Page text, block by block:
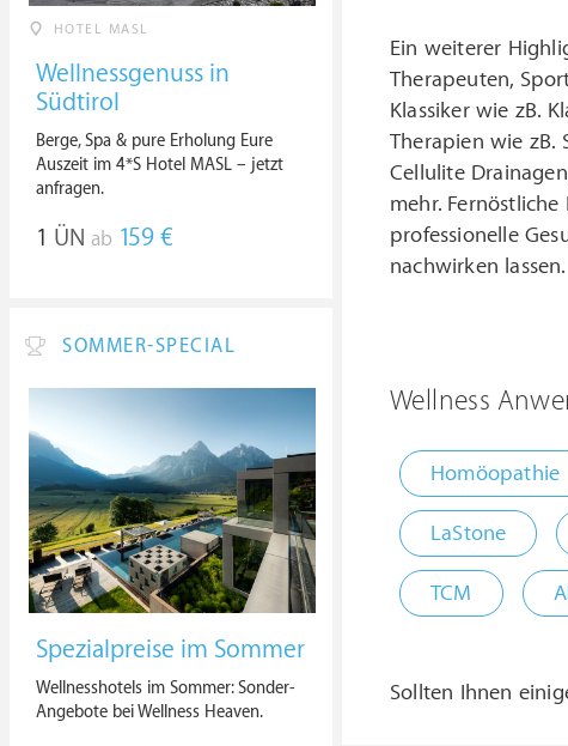
Ein weiterer
Therapeuten,
Klassiker wie zB.
Therapien wie zB.
Cellulite
mehr.
professionelle
nachwirken lassen.
Wellness
Homöopathie
LaStone
TCM
Sollten Ihnen
HOTEL MASL
Wellnessgenuss in
Südtirol
Berge, Spa & pure Erholung Eure
Auszeit im 4*S Hotel MASL – jetzt
anfragen.
1 ÜN ab 159 €
SOMMER-SPECIAL
Spezialpreise im Sommer
Wellnesshotels im Sommer: Sonder-
Angebote bei Wellness Heaven.